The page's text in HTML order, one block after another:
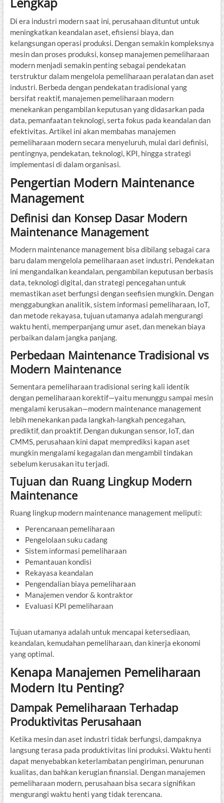
Di era industri modern saat ini, perusahaan dituntut untuk
meningkatkan keandalan aset, efisiensi biaya, dan
kelangsungan operasi produksi. Dengan semakin kompleksnya
mesin dan proses produksi, konsep manajemen pemeliharaan
modern menjadi semakin penting sebagai pendekatan
terstruktur dalam mengelola pemeliharaan peralatan dan aset
industri. Berbeda dengan pendekatan tradisional yang
bersifat reaktif, manajemen pemeliharaan modern
menekankan pengambilan keputusan yang didasarkan pada
data, pemanfaatan teknologi, serta fokus pada keandalan dan
efektivitas. Artikel ini akan membahas manajemen
pemeliharaan modern secara menyeluruh, mulai dari definisi,
pentingnya, pendekatan, teknologi, KPI, hingga strategi
implementasi di dalam organisasi.
Pengertian Modern Maintenance
Management
Definisi dan Konsep Dasar Modern
Maintenance Management
Modern maintenance management bisa dibilang sebagai cara
baru dalam mengelola pemeliharaan aset industri. Pendekatan
ini mengandalkan keandalan, pengambilan keputusan berbasis
data, teknologi digital, dan strategi pencegahan untuk
memastikan aset berfungsi dengan seefisien mungkin. Dengan
menggabungkan analitik, sistem informasi pemeliharaan, IoT,
dan metode rekayasa, tujuan utamanya adalah mengurangi
waktu henti, memperpanjang umur aset, dan menekan biaya
perbaikan dalam jangka panjang.
Perbedaan Maintenance Tradisional vs
Modern Maintenance
Sementara pemeliharaan tradisional sering kali identik
dengan pemeliharaan korektif—yaitu menunggu sampai mesin
mengalami kerusakan—modern maintenance management
lebih menekankan pada langkah-langkah pencegahan,
prediktif, dan proaktif. Dengan dukungan sensor, IoT, dan
CMMS, perusahaan kini dapat memprediksi kapan aset
mungkin mengalami kegagalan dan mengambil tindakan
sebelum kerusakan itu terjadi.
Tujuan dan Ruang Lingkup Modern
Maintenance
Ruang lingkup modern maintenance management meliputi:
Perencanaan pemeliharaan
Pengelolaan suku cadang
Sistem informasi pemeliharaan
Pemantauan kondisi
Rekayasa keandalan
Pengendalian biaya pemeliharaan
Manajemen vendor & kontraktor
Evaluasi KPI pemeliharaan
Tujuan utamanya adalah untuk mencapai ketersediaan,
keandalan, kemudahan pemeliharaan, dan kinerja ekonomi
yang optimal.
Kenapa Manajemen Pemeliharaan
Modern Itu Penting?
Dampak Pemeliharaan Terhadap
Produktivitas Perusahaan
Ketika mesin dan aset industri tidak berfungsi, dampaknya
langsung terasa pada produktivitas lini produksi. Waktu henti
dapat menyebabkan keterlambatan pengiriman, penurunan
kualitas, dan bahkan kerugian finansial. Dengan manajemen
pemeliharaan modern, perusahaan bisa secara signifikan
mengurangi waktu henti yang tidak terencana.